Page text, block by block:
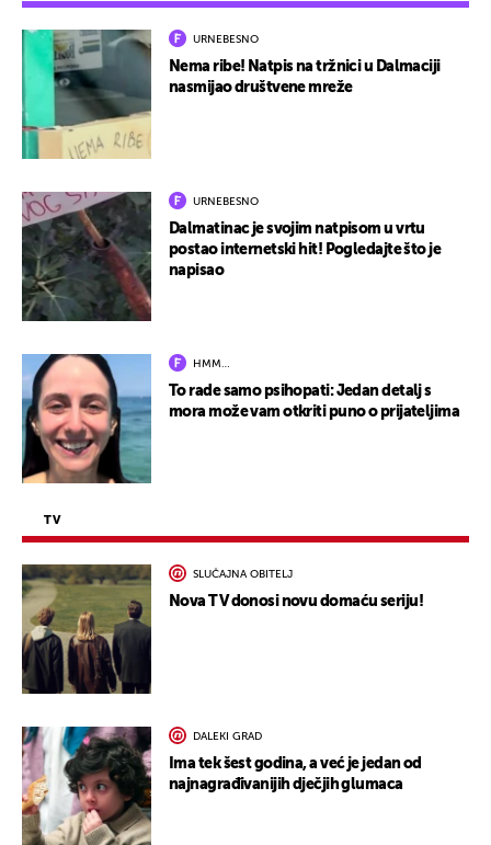
URNEBESNO
Nema ribe! Natpis na tržnici u Dalmaciji
nasmijao društvene mreže
URNEBESNO
Dalmatinac je svojim natpisom u vrtu
postao internetski hit! Pogledajte što je
napisao
HMM…
To rade samo psihopati: Jedan detalj s
mora može vam otkriti puno o prijateljima
TV
SLUČAJNA OBITELJ
Nova TV donosi novu domaću seriju!
DALEKI GRAD
Ima tek šest godina, a već je jedan od
najnagrađivanijih dječjih glumaca